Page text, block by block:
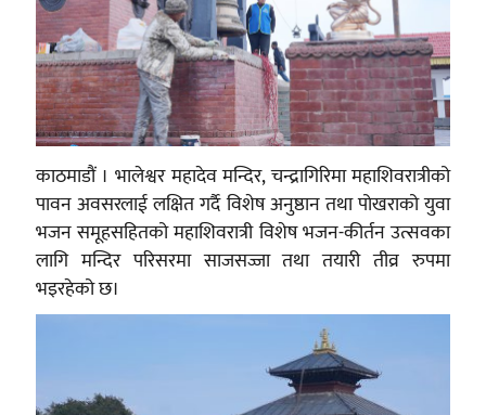
काठमाडौं । भालेश्वर महादेव मन्दिर, चन्द्रागिरिमा महाशिवरात्रीको
पावन अवसरलाई लक्षित गर्दै विशेष अनुष्ठान तथा पोखराको युवा
भजन समूहसहितको महाशिवरात्री विशेष भजन-कीर्तन उत्सवका
लागि मन्दिर परिसरमा साजसज्जा तथा तयारी तीव्र रुपमा
भइरहेको छ।